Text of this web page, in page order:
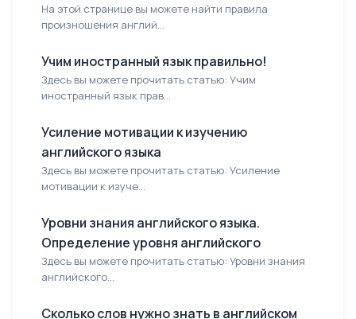
На этой странице вы можете найти правила
произношения англий...
Учим иностранный язык правильно!
Здесь вы можете прочитать статью: Учим
иностранный язык прав...
Усиление мотивации к изучению
английского языка
Здесь вы можете прочитать статью: Усиление
мотивации к изуче...
Уровни знания английского языка.
Определение уровня английского
Здесь вы можете прочитать статью: Уровни знания
английского...
Сколько слов нужно знать в английском